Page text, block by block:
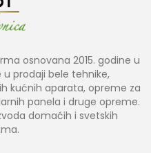
osnovana 2015. godine u
u prodaji bele tehnike,
kućnih aparata, opreme za
panela i druge opreme.
domaćih i svetskih